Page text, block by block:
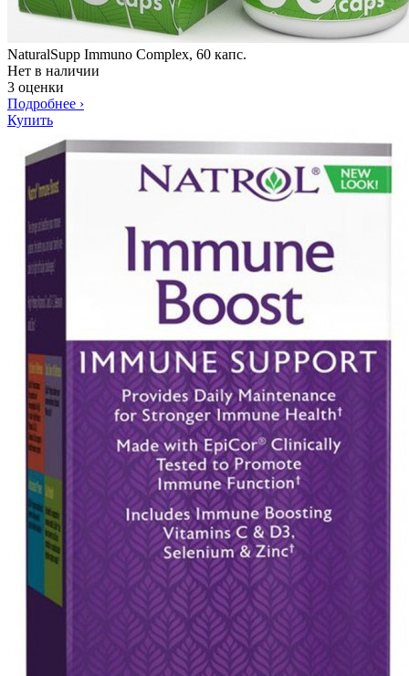
NaturalSupp Immuno Complex, 60 капс.
Нет в наличии
3 оценки
Подробнее ›
Купить